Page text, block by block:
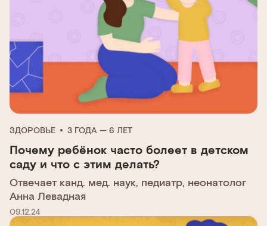
ЗДОРОВЬЕ 3 ГОДА — 6 ЛЕТ
Почему ребёнок часто болеет в детском
саду и что с этим делать?
Отвечает канд. мед. наук, педиатр, неонатолог
Анна Левадная
09.12.24